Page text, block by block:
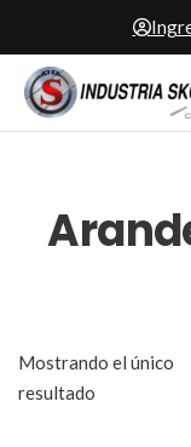
Mostrando el único
resultado